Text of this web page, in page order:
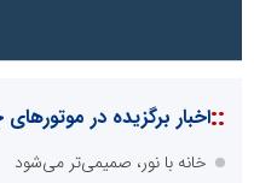
::اخبار برگزیده در
خانه با نور، صمیمی‌تر می‌شود